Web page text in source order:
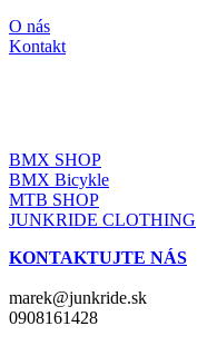
O nás
Kontakt
BMX SHOP
BMX Bicykle
MTB SHOP
JUNKRIDE CLOTHING
KONTAKTUJTE NÁS
marek@junkride.sk
0908161428